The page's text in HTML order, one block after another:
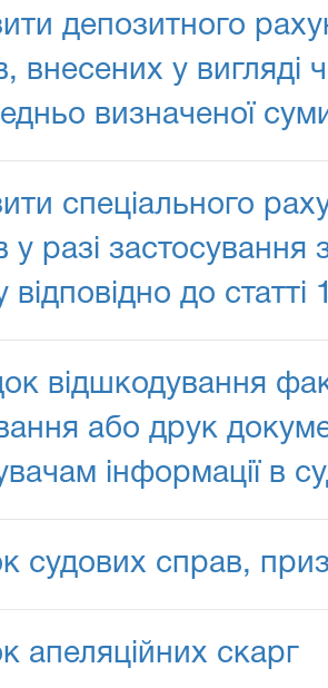
депозитного
внесених у вигляді
визначеної
спеціального
у разі застосування
відповідно до
відшкодування
або друк
інформації в
судових справ,
апеляційних скарг